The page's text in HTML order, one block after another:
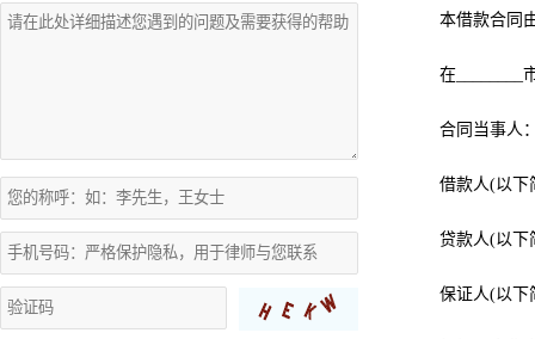
本借款合同
在________
合同当事人
借款人(以下
贷款人(以下
保证人(以下